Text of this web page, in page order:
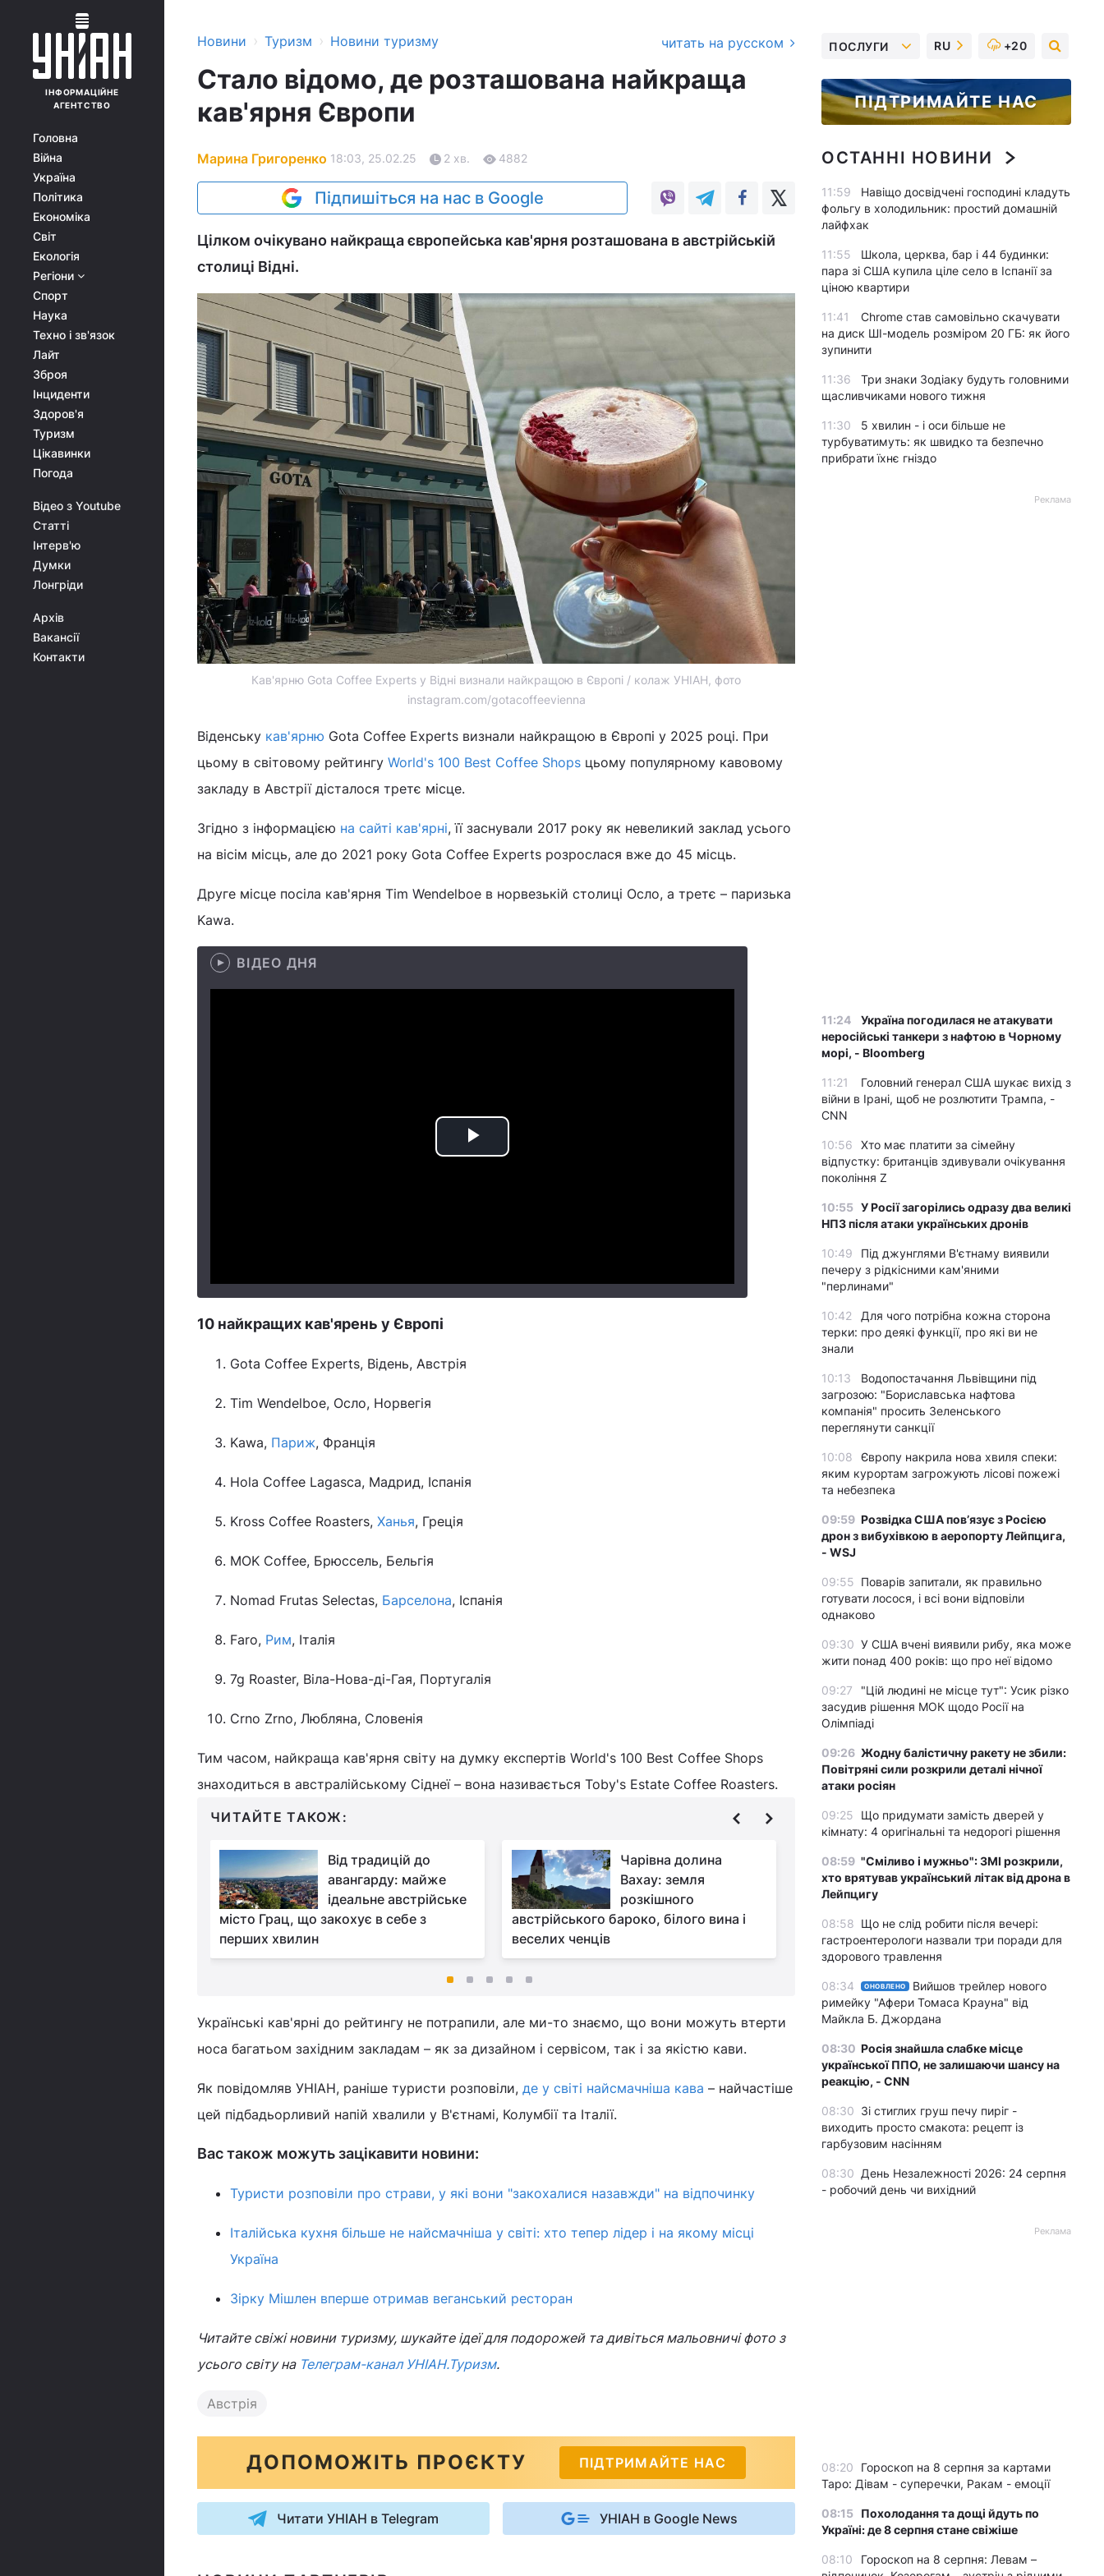
ІНФОРМАЦІЙНЕ
АГЕНТСТВО
Головна
Війна
Україна
Політика
Економіка
Світ
Екологія
Регіони
Спорт
Наука
Техно і зв'язок
Лайт
Зброя
Інциденти
Здоров'я
Туризм
Цікавинки
Погода
Відео з Youtube
Статті
Інтерв'ю
Думки
Лонгріди
Архів
Вакансії
Контакти
Новини › Туризм › Новини туризму читать на русском
Стало відомо, де розташована найкраща
кав'ярня Європи
Марина Григоренко 18:03, 25.02.25 2 хв. 4882
Підпишіться на нас в Google
Цілком очікувано найкраща європейська кав'ярня розташована в австрійській
столиці Відні.
Кав'ярню Gota Coffee Experts у Відні визнали найкращою в Європі / колаж УНІАН, фото
instagram.com/gotacoffeevienna
Віденську кав'ярню Gota Coffee Experts визнали найкращою в Європі у 2025 році. При
цьому в світовому рейтингу World's 100 Best Coffee Shops цьому популярному кавовому
закладу в Австрії дісталося третє місце.
Згідно з інформацією на сайті кав'ярні, її заснували 2017 року як невеликий заклад усього
на вісім місць, але до 2021 року Gota Coffee Experts розрослася вже до 45 місць.
Друге місце посіла кав'ярня Tim Wendelboe в норвезькій столиці Осло, а третє – паризька
Kawa.
ВІДЕО ДНЯ
Play
10 найкращих кав'ярень у Європі
Gota Coffee Experts, Відень, Австрія
Tim Wendelboe, Осло, Норвегія
Kawa, Париж, Франція
Hola Coffee Lagasca, Мадрид, Іспанія
Kross Coffee Roasters, Ханья, Греція
MOK Coffee, Брюссель, Бельгія
Nomad Frutas Selectas, Барселона, Іспанія
Faro, Рим, Італія
7g Roaster, Віла-Нова-ді-Гая, Португалія
Crno Zrno, Любляна, Словенія
Тим часом, найкраща кав'ярня світу на думку експертів World's 100 Best Coffee Shops
знаходиться в австралійському Сіднеї – вона називається Toby's Estate Coffee Roasters.
ЧИТАЙТЕ ТАКОЖ:
Від традицій до
авангарду: майже
ідеальне австрійське
місто Грац, що закохує в себе з
перших хвилин
Чарівна долина
Вахау: земля
розкішного
австрійського бароко, білого вина і
веселих ченців
Уїк-енд в Зальцбурзі:
розкішне бароко,
«сюрпризом» і Альпи з усіх боків
Українські кав'ярні до рейтингу не потрапили, але ми-то знаємо, що вони можуть втерти
носа багатьом західним закладам – як за дизайном і сервісом, так і за якістю кави.
Як повідомляв УНІАН, раніше туристи розповіли, де у світі найсмачніша кава – найчастіше
цей підбадьорливий напій хвалили у В'єтнамі, Колумбії та Італії.
Вас також можуть зацікавити новини:
Туристи розповіли про страви, у які вони "закохалися назавжди" на відпочинку
Італійська кухня більше не найсмачніша у світі: хто тепер лідер і на якому місці
Україна
Зірку Мішлен вперше отримав веганський ресторан
Читайте свіжі новини туризму, шукайте ідеї для подорожей та дивіться мальовничі фото з
усього світу на Телеграм-канал УНІАН.Туризм.
Австрія
ДОПОМОЖІТЬ ПРОЄКТУ ПІДТРИМАЙТЕ НАС
Читати УНІАН в Telegram УНІАН в Google News
ПОСЛУГИ RU +20
ПІДТРИМАЙТЕ НАС
ОСТАННІ НОВИНИ
11:59
Навіщо досвідчені господині кладуть
фольгу в холодильник: простий домашній
лайфхак
11:55
Школа, церква, бар і 44 будинки:
пара зі США купила ціле село в Іспанії за
ціною квартири
11:41
Chrome став самовільно скачувати
на диск ШІ-модель розміром 20 ГБ: як його
зупинити
11:36
Три знаки Зодіаку будуть головними
щасливчиками нового тижня
11:30
5 хвилин - і оси більше не
турбуватимуть: як швидко та безпечно
прибрати їхнє гніздо
Реклама
11:24
Україна погодилася не атакувати
неросійські танкери з нафтою в Чорному
морі, - Bloomberg
11:21
Головний генерал США шукає вихід з
війни в Ірані, щоб не розлютити Трампа, -
CNN
10:56
Хто має платити за сімейну
відпустку: британців здивували очікування
покоління Z
10:55 У Росії загорілись одразу два великі
НПЗ після атаки українських дронів
10:49
Під джунглями В'єтнаму виявили
печеру з рідкісними кам'яними
"перлинами"
10:42
Для чого потрібна кожна сторона
терки: про деякі функції, про які ви не
знали
10:13
Водопостачання Львівщини під
загрозою: "Бориславська нафтова
компанія" просить Зеленського
переглянути санкції
10:08
Європу накрила нова хвиля спеки:
яким курортам загрожують лісові пожежі
та небезпека
09:59 Розвідка США пов’язує з Росією
дрон з вибухівкою в аеропорту Лейпцига,
- WSJ
09:55 Поварів запитали, як правильно
готувати лосося, і всі вони відповіли
однаково
09:30 У США вчені виявили рибу, яка може
жити понад 400 років: що про неї відомо
09:27
"Цій людині не місце тут": Усик різко
засудив рішення МОК щодо Росії на
Олімпіаді
09:26 Жодну балістичну ракету не збили:
Повітряні сили розкрили деталі нічної
атаки росіян
09:25
Що придумати замість дверей у
кімнату: 4 оригінальні та недорогі рішення
08:59 "Сміливо і мужньо": ЗМІ розкрили,
хто врятував український літак від дрона в
Лейпцигу
08:58 Що не слід робити після вечері:
гастроентерологи назвали три поради для
здорового травлення
08:34 ОНОВЛЕНО
Вийшов трейлер нового
римейку "Афери Томаса Крауна" від
Майкла Б. Джордана
08:30 Росія знайшла слабке місце
української ППО, не залишаючи шансу на
реакцію, - CNN
08:30 Зі стиглих груш печу пиріг -
виходить просто смакота: рецепт із
гарбузовим насінням
08:30 День Незалежності 2026: 24 серпня
- робочий день чи вихідний
Реклама
08:20
Гороскоп на 8 серпня за картами
Таро: Дівам - суперечки, Ракам - емоції
08:15 Похолодання та дощі йдуть по
Україні: де 8 серпня стане свіжіше
08:10
Гороскоп на 8 серпня: Левам –